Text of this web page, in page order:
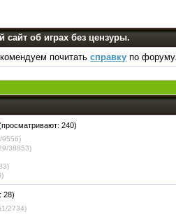
об играх без цензуры.
почитатьсправку по
240)
9556)
38853)
28)
2734)